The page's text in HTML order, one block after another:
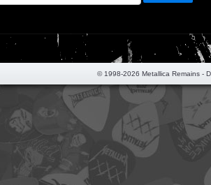
© 1998-2026 Metallica Remains -